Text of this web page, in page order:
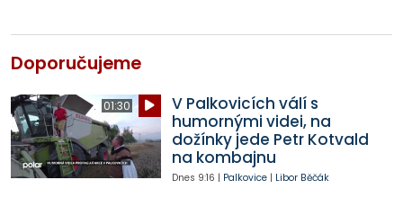
Doporučujeme
01:30
V Palkovicích válí s
humornými videi, na
dožínky jede Petr Kotvald
na kombajnu
Dnes 9:16 | Palkovice| Libor Běčák